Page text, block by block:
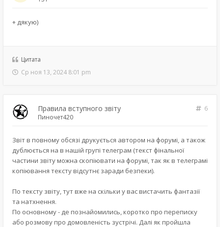
+ дякую)
Цитата
Ср ноя 13, 2024 8:01 pm
Правила вступного звіту
6
Пиночет420
Звіт в повному обсязі друкується автором на форумі, а також
дублюється на в нашій групі телеграм (текст фінальної
частини звіту можна скопіювати на форумі, так як в телеграмі
копіювання тексту відсутнє заради безпеки).
По тексту звіту, тут вже на скільки у вас вистачить фантазії
та натхнення.
По основному - де познайомились, коротко про переписку
або розмову про домовленість зустрічі. Далі як пройшла